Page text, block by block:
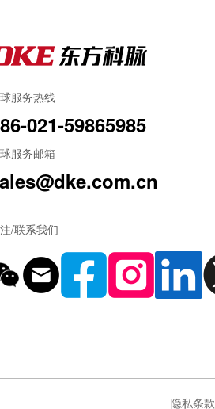
服务热线
021-59865985
服务邮箱
/联系我们
隐私条款